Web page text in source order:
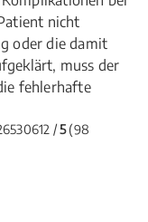
nicht
oder die damit
muss der
fehlerhafte
/5(98